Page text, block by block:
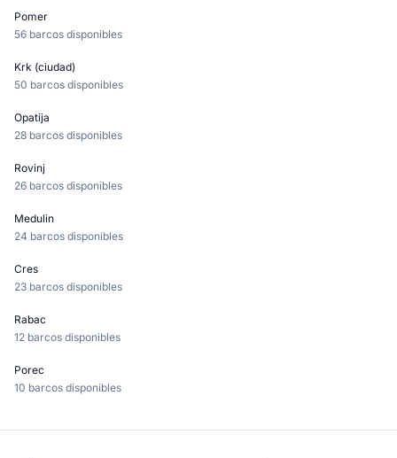
Pomer
56 barcos disponibles
Krk (ciudad)
50 barcos disponibles
Opatija
28 barcos disponibles
Rovinj
26 barcos disponibles
Medulin
24 barcos disponibles
Cres
23 barcos disponibles
Rabac
12 barcos disponibles
Porec
10 barcos disponibles